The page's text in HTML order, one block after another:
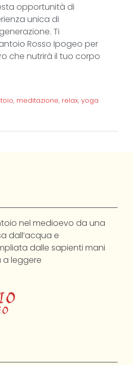
opportunità di
unica di
Ti
Rosso Ipogeo per
che nutrirà il tuo corpo
, meditazione, relax, yoga
nel medioevo da una
dall’acqua e
dalle sapienti mani
leggere